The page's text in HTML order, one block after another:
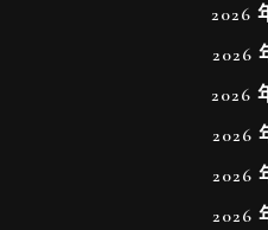
2026
2026
2026
2026
2026
2026